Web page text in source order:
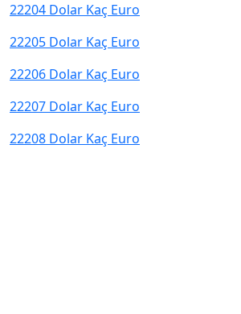
22204 Dolar Kaç Euro
22205 Dolar Kaç Euro
22206 Dolar Kaç Euro
22207 Dolar Kaç Euro
22208 Dolar Kaç Euro